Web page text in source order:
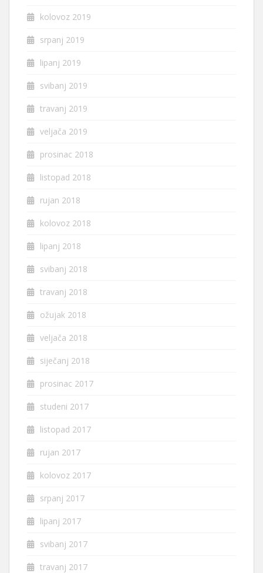
kolovoz 2019
srpanj 2019
lipanj 2019
svibanj 2019
travanj 2019
veljača 2019
prosinac 2018
listopad 2018
rujan 2018
kolovoz 2018
lipanj 2018
svibanj 2018
travanj 2018
ožujak 2018
veljača 2018
siječanj 2018
prosinac 2017
studeni 2017
listopad 2017
rujan 2017
kolovoz 2017
srpanj 2017
lipanj 2017
svibanj 2017
travanj 2017